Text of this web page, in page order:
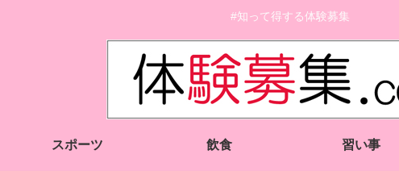
#知って得する体験募集
スポーツ 飲食 習い事